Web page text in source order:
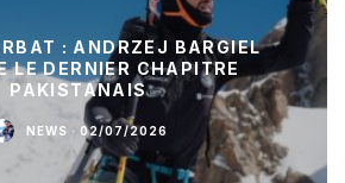
: ANDRZEJ BARGIEL
LE DERNIER CHAPITRE
PAKISTANAIS
NEWS · 02/07/2026